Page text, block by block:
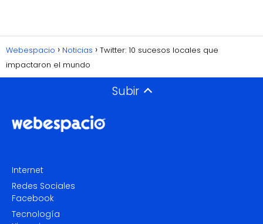
Webespacio Noticias
Twitter: 10 sucesos locales que
impactaron el mundo
Subir
Internet
Redes Sociales
Facebook
Tecnología